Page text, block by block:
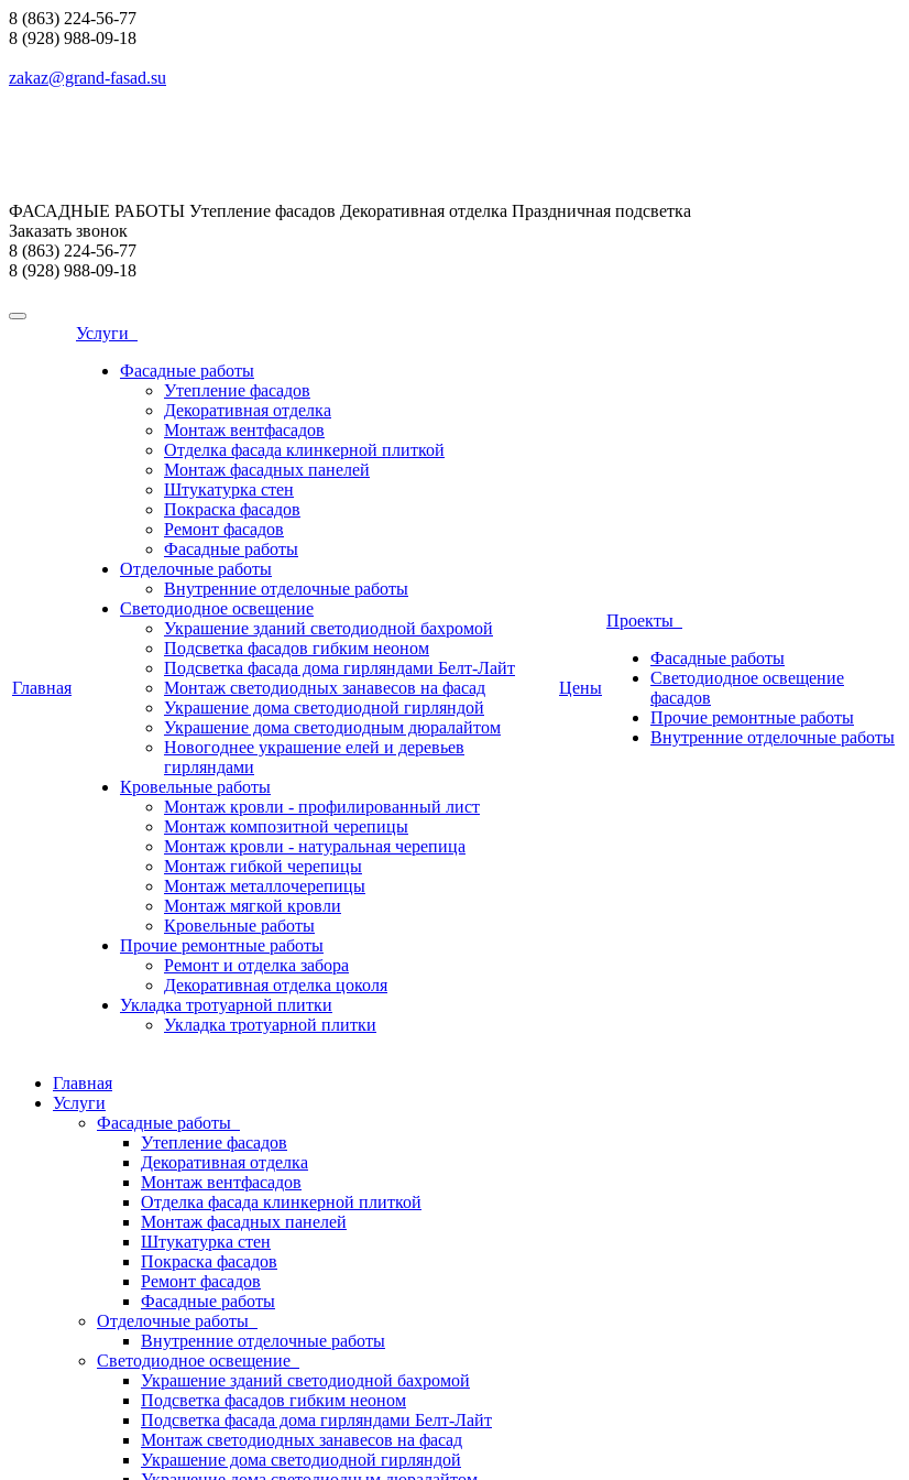
8 (863) 224-56-77
8 (928) 988-09-18
zakaz@grand-fasad.su
ФАСАДНЫЕ РАБОТЫ Утепление фасадов Декоративная отделка Праздничная подсветка
Заказать звонок
8 (863) 224-56-77
8 (928) 988-09-18
Главная
Услуги
Фасадные работы
Утепление фасадов
Декоративная отделка
Монтаж вентфасадов
Отделка фасада клинкерной плиткой
Монтаж фасадных панелей
Штукатурка стен
Покраска фасадов
Ремонт фасадов
Фасадные работы
Отделочные работы
Внутренние отделочные работы
Светодиодное освещение
Украшение зданий светодиодной бахромой
Подсветка фасадов гибким неоном
Подсветка фасада дома гирляндами Белт-Лайт
Монтаж светодиодных занавесов на фасад
Украшение дома светодиодной гирляндой
Украшение дома светодиодным дюралайтом
Новогоднее украшение елей и деревьев
гирляндами
Кровельные работы
Монтаж кровли - профилированный лист
Монтаж композитной черепицы
Монтаж кровли - натуральная черепица
Монтаж гибкой черепицы
Монтаж металлочерепицы
Монтаж мягкой кровли
Кровельные работы
Прочие ремонтные работы
Ремонт и отделка забора
Декоративная отделка цоколя
Укладка тротуарной плитки
Укладка тротуарной плитки
Цены
Проекты
Фасадные работы
Светодиодное освещение
фасадов
Прочие ремонтные работы
Внутренние отделочные работы
Главная
Услуги
Фасадные работы
Утепление фасадов
Декоративная отделка
Монтаж вентфасадов
Отделка фасада клинкерной плиткой
Монтаж фасадных панелей
Штукатурка стен
Покраска фасадов
Ремонт фасадов
Фасадные работы
Отделочные работы
Внутренние отделочные работы
Светодиодное освещение
Украшение зданий светодиодной бахромой
Подсветка фасадов гибким неоном
Подсветка фасада дома гирляндами Белт-Лайт
Монтаж светодиодных занавесов на фасад
Украшение дома светодиодной гирляндой